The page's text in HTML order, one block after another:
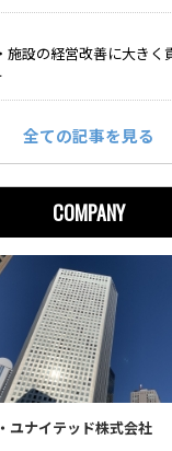
施設の経営改善に大きく
全ての記事を見る
COMPANY
ユナイテッド株式会社